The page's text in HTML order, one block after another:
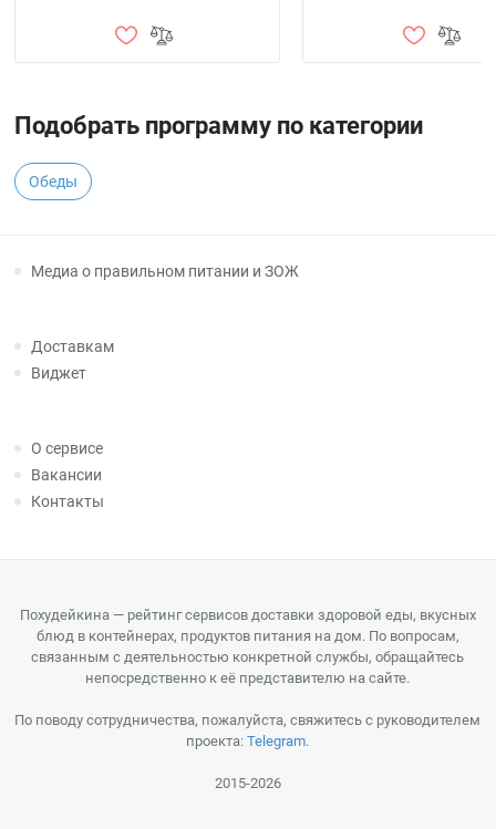
Подобрать программу по категории
Обеды
Медиа о правильном питании и ЗОЖ
Доставкам
Виджет
О сервисе
Вакансии
Контакты
Похудейкина — рейтинг сервисов доставки здоровой еды, вкусных
блюд в контейнерах, продуктов питания на дом. По вопросам,
связанным с деятельностью конкретной службы, обращайтесь
непосредственно к её представителю на сайте.
По поводу сотрудничества, пожалуйста, свяжитесь с руководителем
проекта:Telegram.
2015-2026